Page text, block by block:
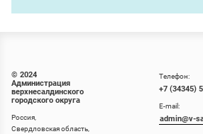
© 2024
Администрация
верхнесалдинского
городского округа
Россия,
Свердловская область,
Телефон:
+7 (34345)
E-mail:
admin@v-